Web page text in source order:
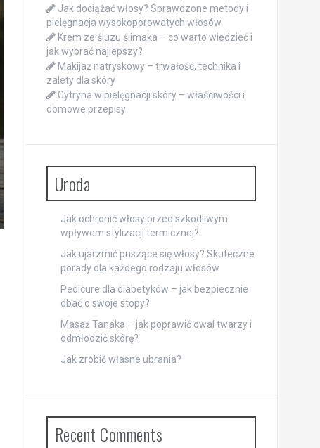
Jak dociążać włosy? Sprawdzone metody i
pielęgnacja wysokoporowatych włosów
Krem ze śluzu ślimaka – co warto wiedzieć i
jak wybrać najlepszy?
Makijaż natryskowy – trwałość, technika i
zalety dla skóry
Cytryna w pielęgnacji skóry – właściwości i
domowe przepisy
Uroda
Jak ochronić włosy przed szkodliwym
wpływem stylizacji termicznej?
Jak ujarzmić puszące się włosy? Skuteczne
porady dla każdego rodzaju włosów
Pedicure dla diabetyków – jak bezpiecznie
dbać o swoje stopy?
Masaż Tanaka – jak poprawić owal twarzy i
odmłodzić skórę?
Jak zrobić własne ubrania?
Recent Comments